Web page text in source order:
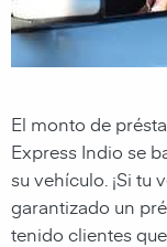
El monto de
Express Indio se
su vehículo. ¡Si tu
garantizado un
tenido clientes